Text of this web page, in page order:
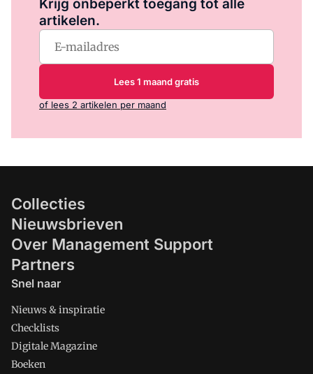
Krijg onbeperkt toegang tot alle
artikelen.
Lees 1 maand gratis
of lees 2 artikelen per maand
Collecties
Nieuwsbrieven
Over Management Support
Partners
Snel naar
Nieuws & inspiratie
Checklists
Digitale Magazine
Boeken